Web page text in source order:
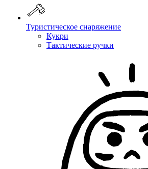
Туристическое снаряжение
Кукри
Тактические ручки